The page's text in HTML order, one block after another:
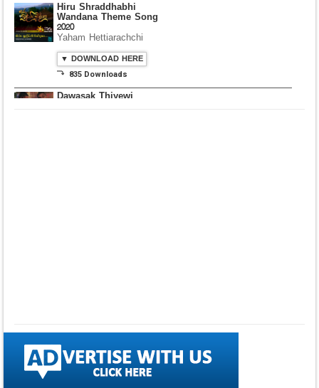
Hiru Shraddhabhi
Wandana Theme Song
2020
Yaham Hettiarachchi
▼ DOWNLOAD HERE
⤵ 835 Downloads
Dawasak Thiyewi
Sanka Dineth
▼ DOWNLOAD HERE
⤵ 2,116 Downloads